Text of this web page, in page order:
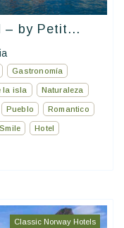
– by Petit...
Gastronomía
la isla Naturaleza
Pueblo Romantico
Hotel
Classic Norway Hotels